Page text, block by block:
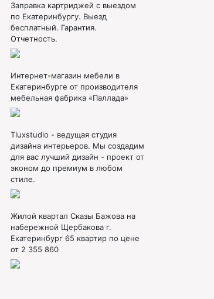
Заправка картриджей с выездом
по Екатеринбургу. Выезд
бесплатный. Гарантия.
Отчетность.
Интернет-магазин мебели в
Екатеринбурге от производителя
мебельная фабрика «Паллада»
Tluxstudio - ведущая студия
дизайна интерьеров. Мы создадим
для вас лучший дизайн - проект от
эконом до премиум в любом
стиле.
Жилой квартал Сказы Бажова на
набережной Щербакова г.
Екатеринбург 65 квартир по цене
от 2 355 860